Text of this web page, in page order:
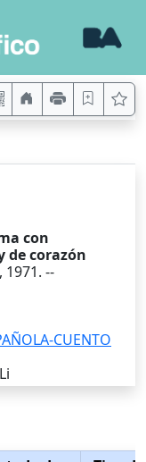
con
de corazón
, 1971. --
CUENTO